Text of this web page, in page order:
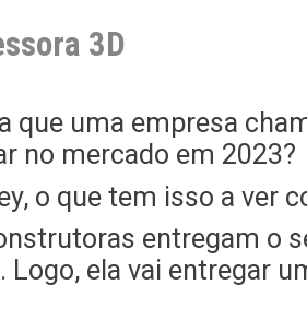
3D
que uma empresa
no mercado em 2023?
o que tem isso a ver
entregam o
Logo, ela vai entregar